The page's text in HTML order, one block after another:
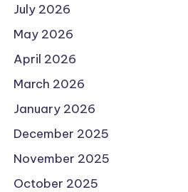
July 2026
May 2026
April 2026
March 2026
January 2026
December 2025
November 2025
October 2025